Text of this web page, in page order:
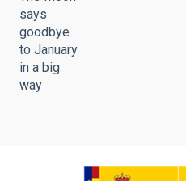
says
goodbye
to January
in a big
way